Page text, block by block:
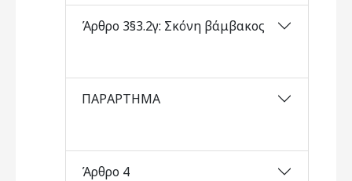
Άρθρο 3§3.2γ: Σκόνη βάμβακος
ΠΑΡΑΡΤΗΜΑ
Άρθρο 4